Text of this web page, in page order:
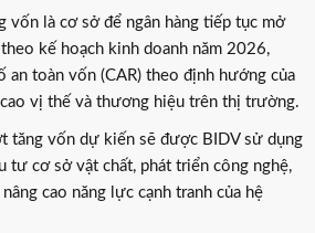
vốn là cơ sở để ngân hàng tiếp tục mở
kế hoạch kinh doanh năm 2026,
an toàn vốn (CAR) theo định hướng của
vị thế và thương hiệu trên thị trường.
tăng vốn dự kiến sẽ được BIDV sử dụng
tư cơ sở vật chất, phát triển công nghệ,
cao năng lực cạnh tranh của hệ